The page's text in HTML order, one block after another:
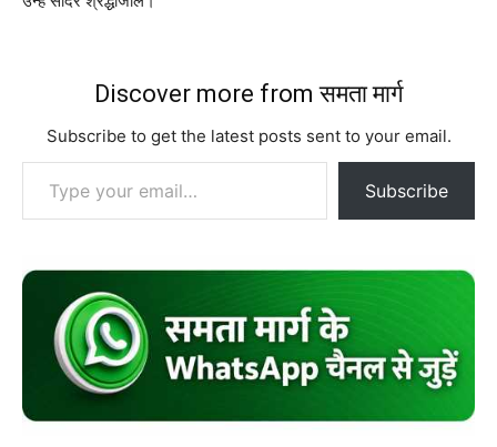
Discover more from समता मार्ग
Subscribe to get the latest posts sent to your email.
Type your email…
Subscribe